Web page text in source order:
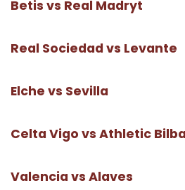
Betis vs Real Madryt
Real Sociedad vs Levante
Elche vs Sevilla
Celta Vigo vs Athletic
Valencia vs Alaves